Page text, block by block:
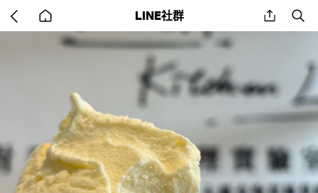
back
to
home
LINE社群 share